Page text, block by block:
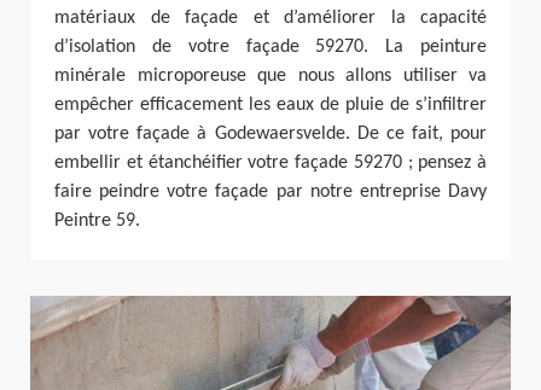
matériaux de façade et d’améliorer la capacité
d’isolation de votre façade 59270. La peinture
minérale microporeuse que nous allons utiliser va
empêcher efficacement les eaux de pluie de s’infiltrer
par votre façade à Godewaersvelde. De ce fait, pour
embellir et étanchéifier votre façade 59270 ; pensez à
faire peindre votre façade par notre entreprise Davy
Peintre 59.